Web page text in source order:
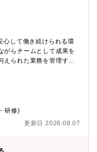
募集されています。※選
められます。■部署人数：
うち採用チームは60名
す。【キャリアパス】■入
ながら、中途採用担当リ
での一連の業務を自立
ます。■キャリアの広がり
ョンなど採用領域内の別
様なキャリアパスが想定
ハイブリッドワーク（出
心して働き続けられる環
がらチームとして成果を
えられた業務を管理する
期待しています。■募集背
発揮できる組織づくりを
ます。障がい者チームは
ンバーが在籍していま
用人数は増加傾向にあり
約25名が在籍しており、
研修)
更新日 2026.08.07